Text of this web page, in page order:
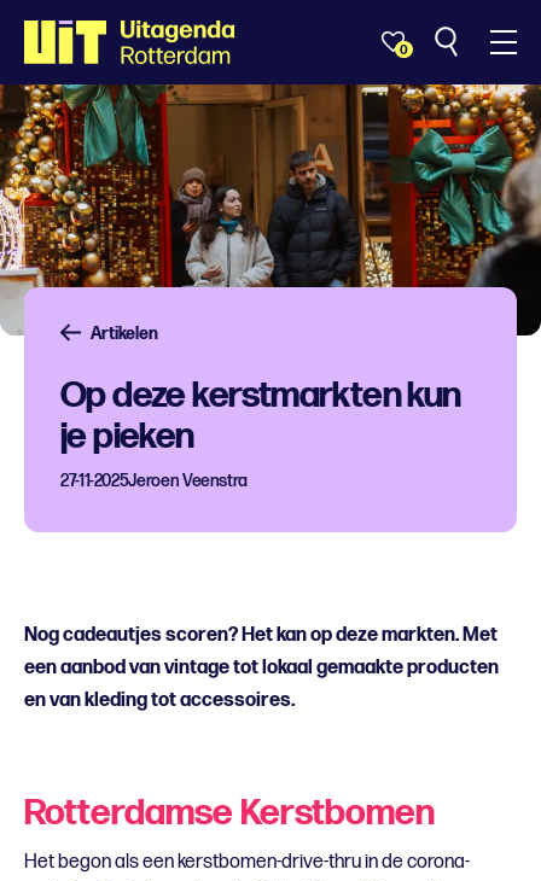
0
Artikelen
Op deze kerstmarkten kun
je pieken
27-11-2025Jeroen Veenstra
Nog cadeautjes scoren? Het kan op deze markten. Met
een aanbod van vintage tot lokaal gemaakte producten
en van kleding tot accessoires.
Rotterdamse Kerstbomen
Het begon als een kerstbomen-drive-thru in de corona-